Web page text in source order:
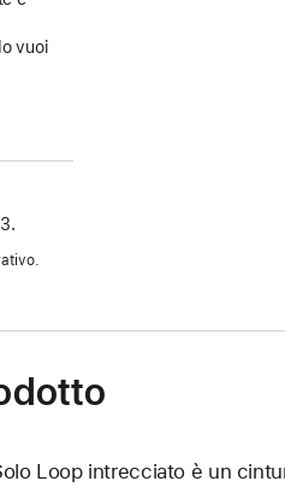
vuoi
Loop intrecciato è un